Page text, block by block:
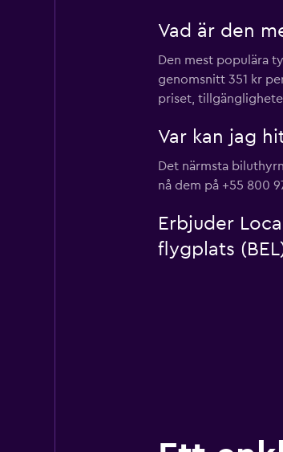
Vad är den
Den mest populära
genomsnitt 351 kr
priset,
Var kan jag
Det närmsta
nå dem på +55 800
Erbjuder
flygplats